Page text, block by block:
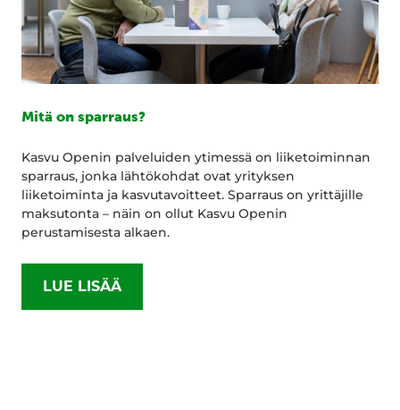
Mitä on sparraus?
Kasvu Openin palveluiden ytimessä on liiketoiminnan
sparraus, jonka lähtökohdat ovat yrityksen
liiketoiminta ja kasvutavoitteet. Sparraus on yrittäjille
maksutonta – näin on ollut Kasvu Openin
perustamisesta alkaen.
LUE LISÄÄ